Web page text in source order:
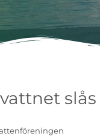
slås